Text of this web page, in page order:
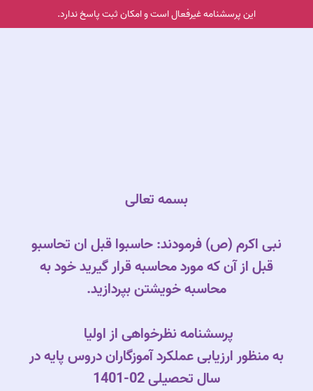
این پرسشنامه غیر‌فعال است و امکان ثبت پاسخ ندارد.
بسمه تعالی
نبی اکرم (ص) فرمودند: حاسبوا قبل ان تحاسبو
قبل از آن که مورد محاسبه قرار گیرید خود به
محاسبه خویشتن بپردازید.
پرسشنامه نظرخواهی از اولیا
به منظور ارزیابی عملکرد آموزگاران دروس پایه در
سال تحصیلی 02-1401